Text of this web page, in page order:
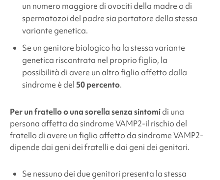
un numero maggiore di ovociti della madre o di
spermatozoi del padre sia portatore della stessa
variante genetica.
Se un genitore biologico ha la stessa variante
genetica riscontrata nel proprio figlio, la
possibilità di avere un altro figlio affetto dalla
sindrome è del 50 percento.
Per un fratello o una sorella senza sintomidi una
persona affetta da sindrome VAMP2-il rischio del
fratello di avere un figlio affetto da sindrome VAMP2-
dipende dai geni dei fratelli e dai geni dei genitori.
Se nessuno dei due genitori presenta la stessa